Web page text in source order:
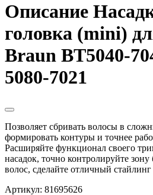
Описание
головка (mini)
Braun BT5040-
5080-7021
Позволяет сбривать волосы в
формировать контуры и точнее
Расширяйте функционал своего
насадок, точно контролируйте зону
волос, сделайте отличный
Артикул: 81695626